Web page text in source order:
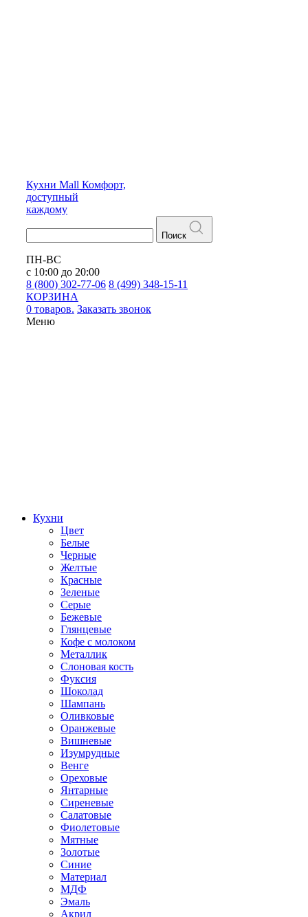
Кухни Mall Комфорт,
доступный
каждому
Поиск
ПН-ВС
с 10:00 до 20:00
8 (800) 302-77-06 8 (499) 348-15-11
КОРЗИНА
0 товаров. Заказать звонок
Меню
Кухни
Цвет
Белые
Черные
Желтые
Красные
Зеленые
Серые
Бежевые
Глянцевые
Кофе с молоком
Металлик
Слоновая кость
Фуксия
Шоколад
Шампань
Оливковые
Оранжевые
Вишневые
Изумрудные
Венге
Ореховые
Янтарные
Сиреневые
Салатовые
Фиолетовые
Мятные
Золотые
Синие
Материал
МДФ
Эмаль
Акрил